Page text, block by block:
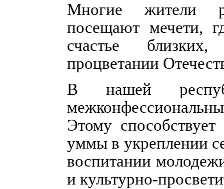
Многие жители
посещают мечети,
счастье
процветании
В нашей
Этому способствует
уммы в укреплении
воспитании
и культурно-